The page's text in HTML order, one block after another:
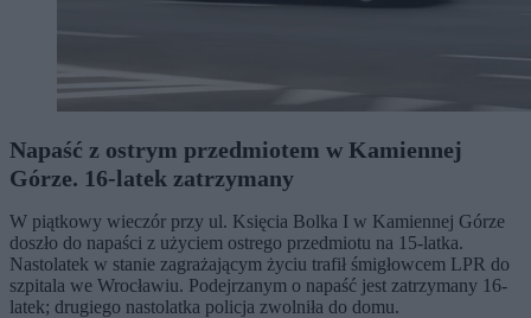
Napaść z ostrym przedmiotem w Kamiennej
Górze. 16-latek zatrzymany
W piątkowy wieczór przy ul. Księcia Bolka I w Kamiennej Górze
doszło do napaści z użyciem ostrego przedmiotu na 15-latka.
Nastolatek w stanie zagrażającym życiu trafił śmigłowcem LPR do
szpitala we Wrocławiu. Podejrzanym o napaść jest zatrzymany 16-
latek; drugiego nastolatka policja zwolniła do domu.